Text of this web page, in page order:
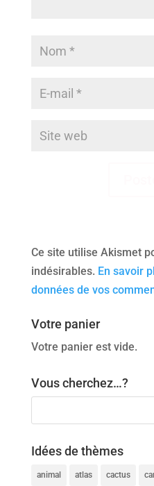
Ce site utilise Akismet
indésirables. En savoir
données de vos
Votre panier
Votre panier est vide.
Vous cherchez…?
Idées de thèmes
animal atlas cactus